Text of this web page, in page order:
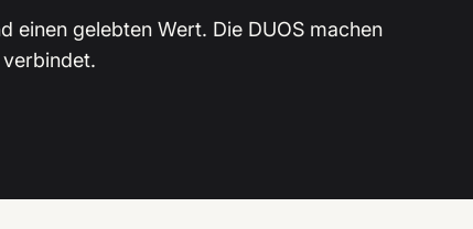
einen gelebten Wert. Die DUOS machen